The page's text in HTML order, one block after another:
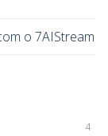
o 7AIStream
4